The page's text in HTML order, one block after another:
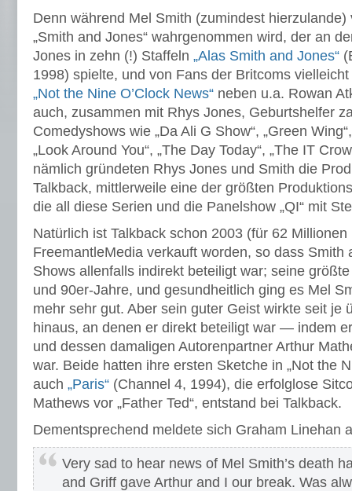
Denn während Mel Smith (zumindest
„Smith and Jones“ wahrgenommen wird, der an
Jones in zehn (!) Staffeln „Alas Smith and Jones“
1998) spielte, und von Fans der Britcoms
„Not the Nine O’Clock News“ neben u.a. Rowan
auch, zusammen mit Rhys Jones, Geburtshelfer
Comedyshows wie „Da Ali G Show“, „Green
„Look Around You“, „The Day Today“, „The IT
nämlich gründeten Rhys Jones und Smith die
Talkback, mittlerweile eine der größten
die all diese Serien und die Panelshow „QI“ mit
Natürlich ist Talkback schon 2003 (für 62 Millionen
FreemantleMedia verkauft worden, so dass Smith
Shows allenfalls indirekt beteiligt war; seine
und 90er-Jahre, und gesundheitlich ging es Mel
mehr sehr gut. Aber sein guter Geist wirkte seit je
hinaus, an denen er direkt beteiligt war — indem
und dessen damaligen Autorenpartner Arthur
war. Beide hatten ihre ersten Sketche in „Not the
auch „Paris“ (Channel 4, 1994), die erfolglose
Mathews vor „Father Ted“, entstand bei Talkback.
Dementsprechend meldete sich Graham Linehan
Very sad to hear news of Mel Smith’s death
and Griff gave Arthur and I our break. Was